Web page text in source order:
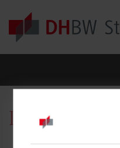
Skip to main content
Duale Partner